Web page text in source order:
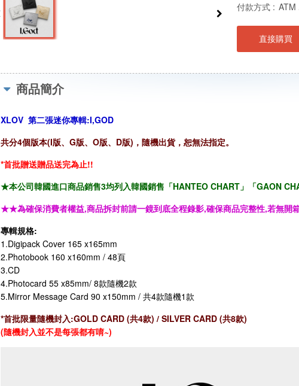
付款方式 : ATM
直接購買
商品簡介
XLOV 第二張迷你專輯:I,GOD
共分4個版本(I版、G版、O版、D版)，隨機出貨，恕無法指定。
*首批贈送贈品送完為止!!
★本公司韓國進口商品銷售3均列入韓國銷售「HANTEO CHART」「GAON
★★為確保消費者權益,商品拆封前請一鏡到底全程錄影,確保商品完整性,若無
專輯規格:
1.Digipack Cover 165 x165mm
2.Photobook 160 x160mm / 48頁
3.CD
4.Photocard 55 x85mm/ 8款隨機2款
5.Mirror Message Card 90 x150mm / 共4款隨機1款
*首批限量隨機封入:GOLD CARD (共4款) / SILVER CARD (共8款)
(隨機封入並不是每張都有唷~)